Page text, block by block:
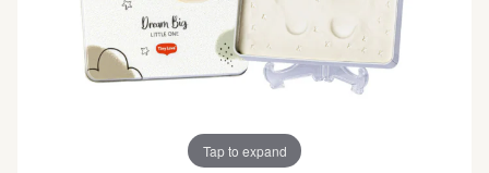
Tap to expand